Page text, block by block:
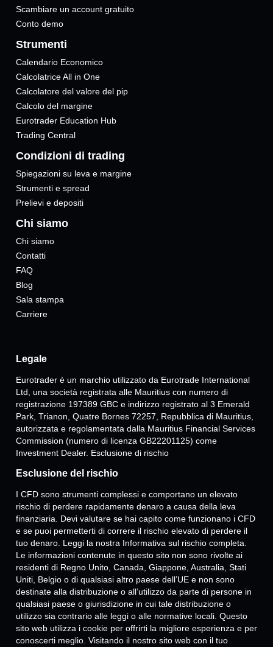
Scambiare un account gratuito
Conto demo
Strumenti
Calendario Economico
Calcolatrice All in One
Calcolatore del valore del pip
Calcolo del margine
Eurotrader Education Hub
Trading Central
Condizioni di trading
Spiegazioni su leva e margine
Strumenti e spread
Prelievi e depositi
Chi siamo
Chi siamo
Contatti
FAQ
Blog
Sala stampa
Carriere
Legale
Eurotrader è un marchio utilizzato da Eurotrade International
Ltd, una società registrata alle Mauritius con numero di
registrazione 197389 GBC e indirizzo registrato al 3 Emerald
Park, Trianon, Quatre Bornes 72257, Repubblica di Mauritius,
autorizzata e regolamentata dalla Mauritius Financial Services
Commission (numero di licenza GB22201125) come
Investment Dealer. Esclusione di rischio
Esclusione del rischio
I CFD sono strumenti complessi e comportano un elevato
rischio di perdere rapidamente denaro a causa della leva
finanziaria. Devi valutare se hai capito come funzionano i CFD
e se puoi permetterti di correre il rischio elevato di perdere il
tuo denaro. Leggi la nostra Informativa sul rischio completa.
Le informazioni contenute in questo sito non sono rivolte ai
residenti di Regno Unito, Canada, Giappone, Australia, Stati
Uniti, Belgio o di qualsiasi altro paese dell’UE e non sono
destinate alla distribuzione o all’utilizzo da parte di persone in
qualsiasi paese o giurisdizione in cui tale distribuzione o
utilizzo sia contrario alle leggi o alle normative locali. Questo
sito web utilizza i cookie per offrirti la migliore esperienza e per
conoscerti meglio. Visitando il nostro sito web con il tuo